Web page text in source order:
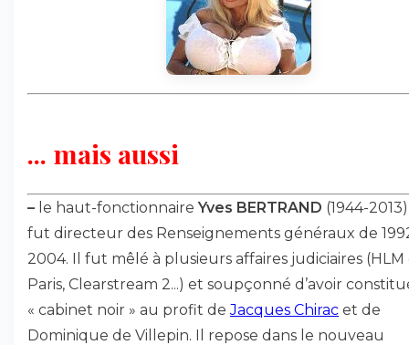
... mais aussi
– le haut-fonctionnaireYves BERTRAND (1944-
fut directeur des Renseignements généraux de
2004. Il fut mêlé à plusieurs affaires judiciaires (HLM
Paris, Clearstream 2...) et soupçonné d’avoir
« cabinet noir » au profit deJacques Chirac et de
Dominique de Villepin. Il repose dans le nouveau